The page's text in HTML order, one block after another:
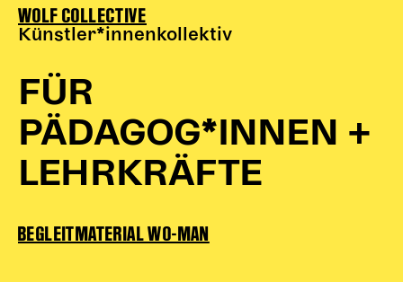
WOLF COLLECTIVE
Künstler*innenkollektiv
FÜR
PÄDAGOG*INNEN +
LEHRKRÄFTE
BEGLEITMATERIAL WO-MAN